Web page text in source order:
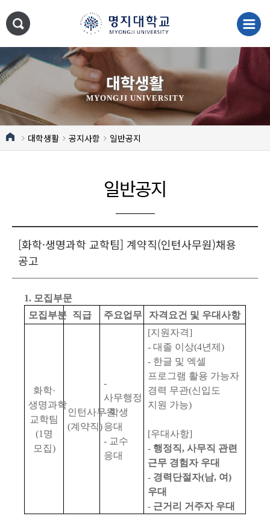
대학생활
MYONGJI UNIVERSITY
대학생활 공지사항 일반공지
일반공지
[화학·생명과학 교학팀] 계약직(인턴사무원)채용
공고
1. 모집부문
모집부분 직급 주요업무 자격요건 및 우대사항
화학·
생명과학
교학팀
(1 명
모집)
인턴사무원
(계약직)
-
사무행정
-학생
응대
- 교수
응대
[지원자격]
- 대졸 이상(4년제 )
- 한글 및 엑셀
프로그램 활용 가능자
경력 무관(신입도
지원 가능)
[우대사항]
- 행정직, 사무직 관련
근무 경험자 우대
- 경력단절자(남, 여)
우대
- 근거리 거주자 우대